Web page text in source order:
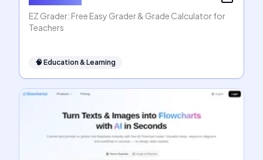
EZ Grader: Free Easy Grader & Grade Calculator for
Teachers
🧠 Education & Learning